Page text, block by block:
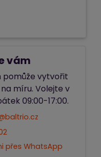
vám
pomůže vytvořit
míru. Volejte v
09:00-17:00.
přes WhatsApp